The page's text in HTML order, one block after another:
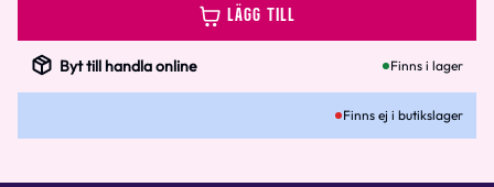
LÄGG TILL
Byt till handla online Finns i lager
Finns ej i butikslager